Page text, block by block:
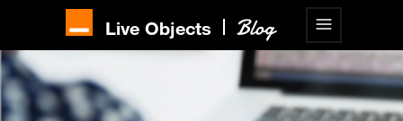
Live Objects